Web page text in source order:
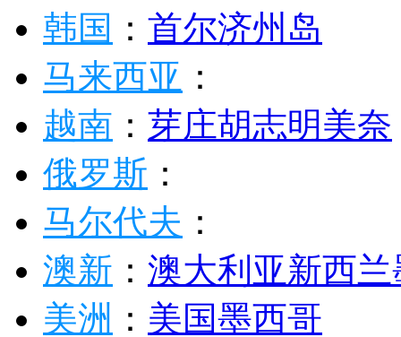
韩国 ： 首尔济州岛
马来西亚 ：
越南 ： 芽庄胡志明美奈
俄罗斯 ：
马尔代夫 ：
澳新 ： 澳大利亚新西兰
美洲 ： 美国墨西哥